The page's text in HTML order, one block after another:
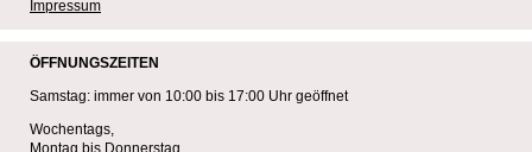
Impressum
ÖFFNUNGSZEITEN
Samstag: immer von 10:00 bis 17:00 Uhr geöffnet
Wochentags,